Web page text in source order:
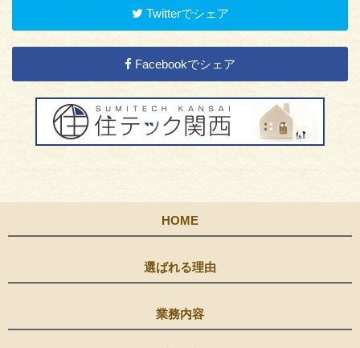
Twitterでシェア
Facebookでシェア
HOME
選ばれる理由
業務内容